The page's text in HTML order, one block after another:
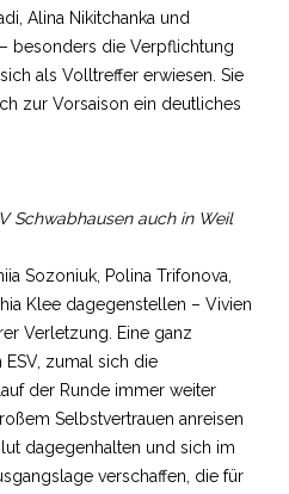
Alina Nikitchanka und
besonders die Verpflichtung
als Volltreffer erwiesen. Sie
zur Vorsaison ein deutliches
Schwabhausen auch in Weil
Sozoniuk, Polina Trifonova,
Klee dagegenstellen – Vivien
Verletzung. Eine ganz
zumal sich die
der Runde immer weiter
Selbstvertrauen anreisen
dagegenhalten und sich im
verschaffen, die für